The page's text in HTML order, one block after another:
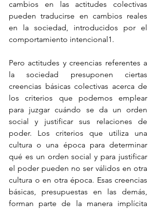
cambios en las actitudes colectivas
pueden traducirse en cambios reales
en la sociedad, introducidos por el
comportamiento intencional1.
Pero actitudes y creencias referentes a
la sociedad presuponen ciertas
creencias básicas colectivas acerca de
los criterios que podemos emplear
para juzgar cuándo se da un orden
social y justificar sus relaciones de
poder. Los criterios que utiliza una
cultura o una época para determinar
qué es un orden social y para justificar
el poder pueden no ser válidos en otra
cultura o en otra época. Esas creencias
básicas, presupuestas en las demás,
forman parte de la manera implícita